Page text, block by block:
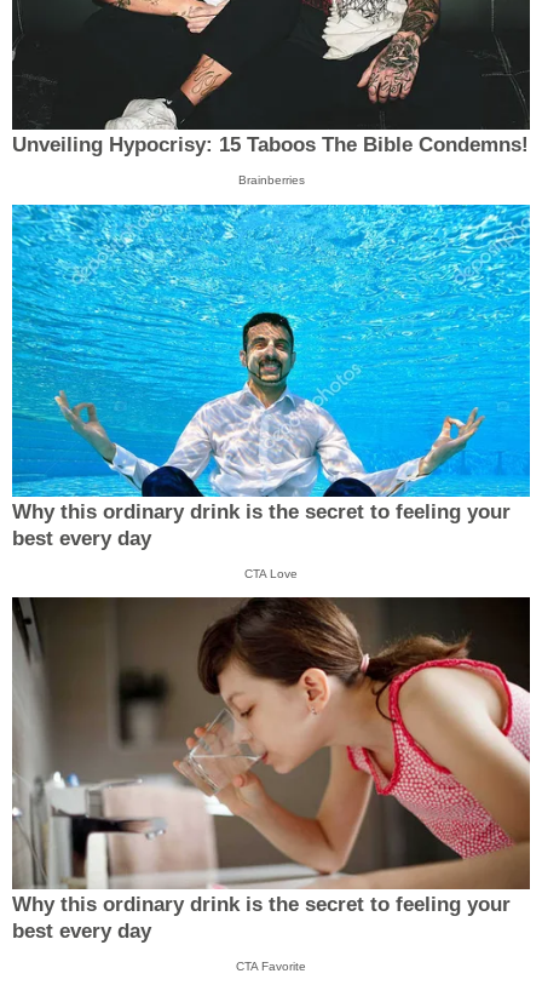
Unveiling Hypocrisy: 15 Taboos The Bible Condemns!
Brainberries
Why this ordinary drink is the secret to feeling your
best every day
CTA Love
Why this ordinary drink is the secret to feeling your
best every day
CTA Favorite